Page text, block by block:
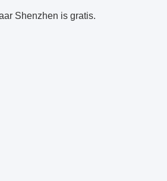
Shenzhen is gratis.